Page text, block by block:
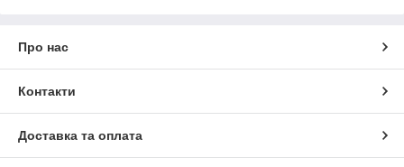
Про нас
Контакти
Доставка та оплата